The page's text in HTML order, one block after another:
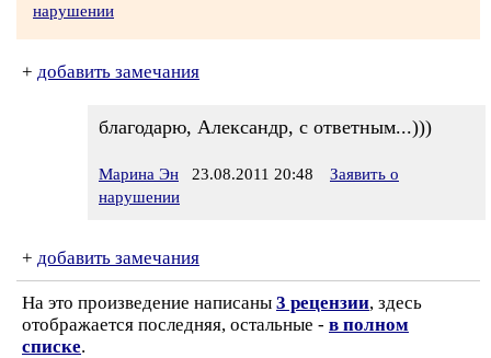
нарушении
+ добавить замечания
благодарю, Александр, с ответным...)))
Марина Эн 23.08.2011 20:48
Заявить о
нарушении
+ добавить замечания
На это произведение написаны 3 рецензии, здесь
отображается последняя, остальные - в полном
списке.